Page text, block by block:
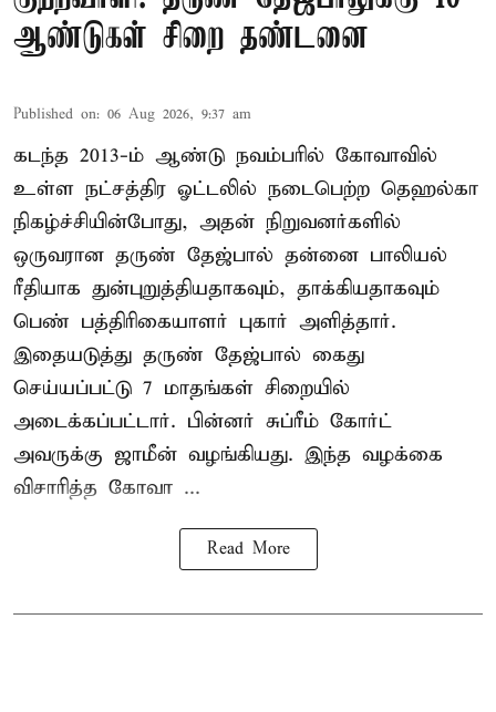
ஆண்டுகள் சிறை தண்டனை
Published on: 06 Aug 2026, 9:37 am
கடந்த 2013-ம் ஆண்டு நவம்பரில் கோவாவில்
உள்ள நட்சத்திர ஓட்டலில் நடைபெற்ற தெஹல்கா
நிகழ்ச்சியின்போது, அதன் நிறுவனர்களில்
ஒருவரான தருண் தேஜ்பால் தன்னை பாலியல்
ரீதியாக துன்புறுத்தியதாகவும், தாக்கியதாகவும்
பெண் பத்திரிகையாளர் புகார் அளித்தார்.
இதையடுத்து தருண் தேஜ்பால் கைது
செய்யப்பட்டு 7 மாதங்கள் சிறையில்
அடைக்கப்பட்டார். பின்னர் சுப்ரீம் கோர்ட்
அவருக்கு ஜாமீன் வழங்கியது. இந்த வழக்கை
விசாரித்த கோவா ...
Read More